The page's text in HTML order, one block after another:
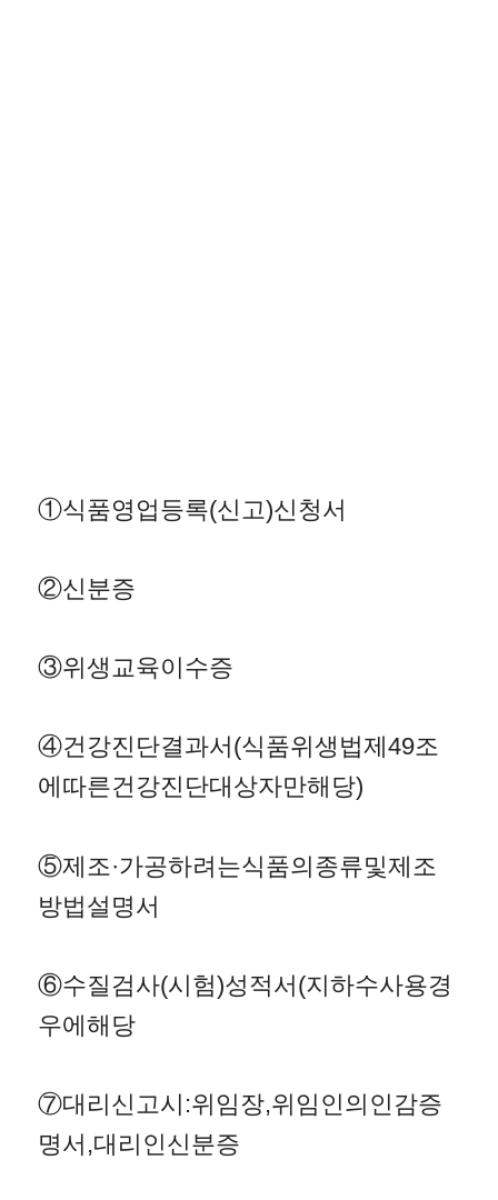
①식품영업등록(신고)신청서
②신분증
③위생교육이수증
④건강진단결과서(식품위생법제49조
에따른건강진단대상자만해당)
⑤제조·가공하려는식품의종류및제조
방법설명서
⑥수질검사(시험)성적서(지하수사용경
우에해당
⑦대리신고시:위임장,위임인의인감증
명서,대리인신분증